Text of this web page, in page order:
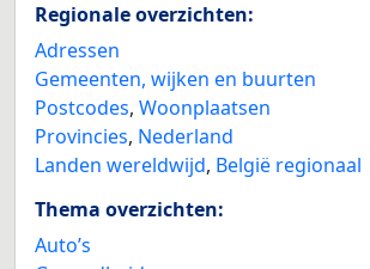
Regionale overzichten:
Adressen
Gemeenten, wijken en buurten
Postcodes, Woonplaatsen
Provincies, Nederland
Landen wereldwijd, België regionaal
Thema overzichten:
Auto’s